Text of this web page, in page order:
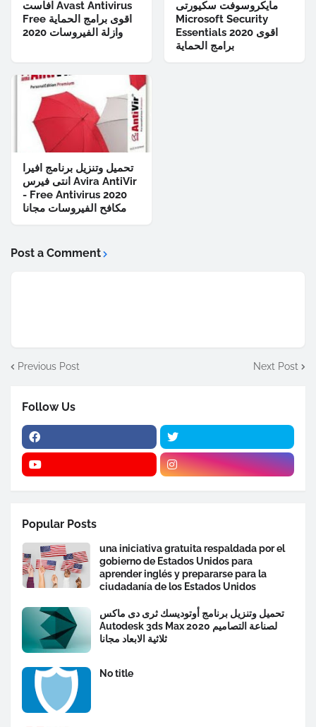
افاست Avast Antivirus
Free اقوى برامج الحماية
وازلة الفيروسات 2020
مايكروسوفت سكيورتى
Microsoft Security
Essentials 2020 اقوى
برامج الحماية
تحميل وتنزيل برنامج افيرا
انتى فيرس Avira AntiVir
- Free Antivirus 2020
مكافح الفيروسات مجانا
Post a Comment
Previous Post Next Post
Follow Us
Popular Posts
una iniciativa gratuita respaldada por el
gobierno de Estados Unidos para
aprender inglés y prepararse para la
ciudadanía de los Estados Unidos
تحميل وتنزيل برنامج أوتوديسك ثرى دى ماكس
Autodesk 3ds Max 2020 لصناعة التصاميم
ثلاثية الابعاد مجانا
No title